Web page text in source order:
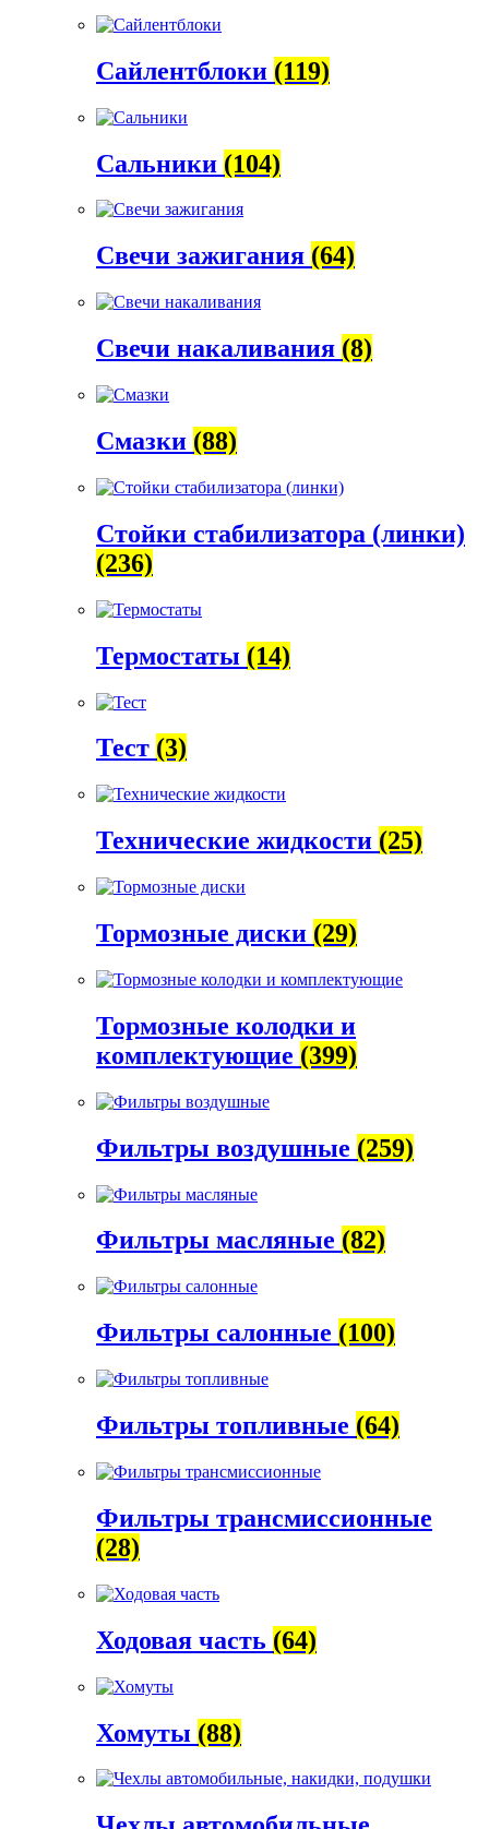
Сайлентблоки (119)
Сальники (104)
Свечи зажигания (64)
Свечи накаливания (8)
Смазки (88)
Стойки стабилизатора (линки)
(236)
Термостаты (14)
Тест (3)
Технические жидкости (25)
Тормозные диски (29)
Тормозные колодки и
комплектующие (399)
Фильтры воздушные (259)
Фильтры масляные (82)
Фильтры салонные (100)
Фильтры топливные (64)
Фильтры трансмиссионные
(28)
Ходовая часть (64)
Хомуты (88)